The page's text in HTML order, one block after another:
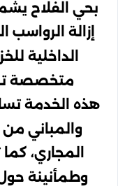
بحي الفلاح
إزالة الرواسب
الداخلية
متخصصة
هذه الخدمة
والمباني
المجاري،
وطمأنينة